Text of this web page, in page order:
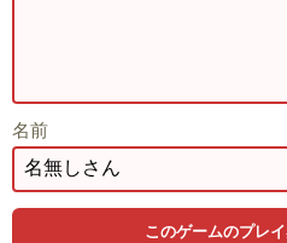
名前